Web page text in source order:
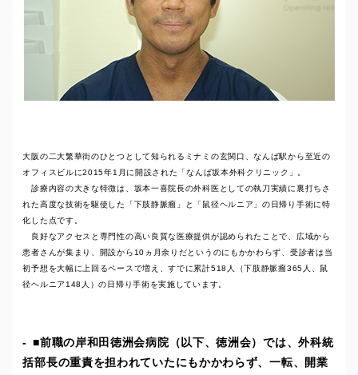
大阪の二大繁華街のひとつとして知られるミナミの玄関口、なんば駅から至近の
オフィスビルに2015年1月に開設された「なんば坂本外科クリニック」。
診療内容の大きな特徴は、坂本一喜院長の外科医としての執刀実績に裏打ちさ
れた高度な技術を駆使した「下肢静脈瘤」と「鼠径ヘルニア」の日帰り手術に特
化した点です。
良好なアクセスと専門性の高い良質な医療提供が認められたことで、広域から
患者さんが集まり、開設から10ヵ月余りだというのにもかかわらず、受診者は当
初予想を大幅に上回るペースで増え、すでに累計518人（下肢静脈瘤365人、鼠
径ヘルニア148人）の日帰り手術を実施しています。
■前職の岸和田徳洲会病院（以下、徳洲会）では、外科統
括部長の重責を担われていたにもかかわらず、一転、開業